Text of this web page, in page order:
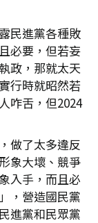
民進黨各種敗
必要，但若妄
政，那就太天
行時就昭然若
咋舌，但2024
做了太多違反
象大壞、競爭
入手，而且必
，營造國民黨
進黨和民眾黨